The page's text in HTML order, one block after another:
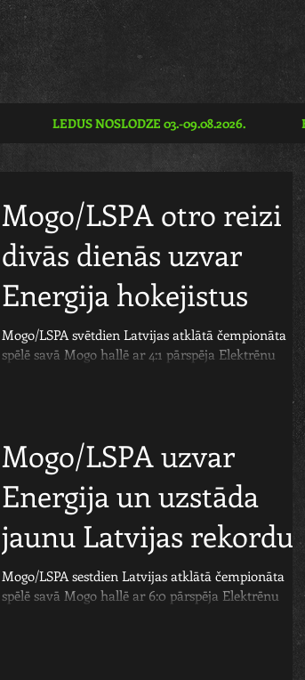
LEDUS NOSLODZE 03.-09.08.2026.
Mogo/LSPA otro reizi
divās dienās uzvar
Energija hokejistus
Mogo/LSPA svētdien Latvijas atklātā čempionāta
spēlē savā Mogo hallē ar 4:1 pārspēja Elektrēnu
Mogo/LSPA uzvar
Energija un uzstāda
jaunu Latvijas rekordu
Mogo/LSPA sestdien Latvijas atklātā čempionāta
spēlē savā Mogo hallē ar 6:0 pārspēja Elektrēnu